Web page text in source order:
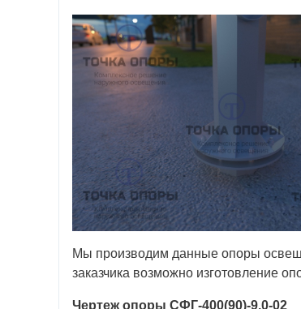
Мы производим данные опоры
заказчика возможно изготовление
Чертеж опоры СФГ-400(90)-9,0-02